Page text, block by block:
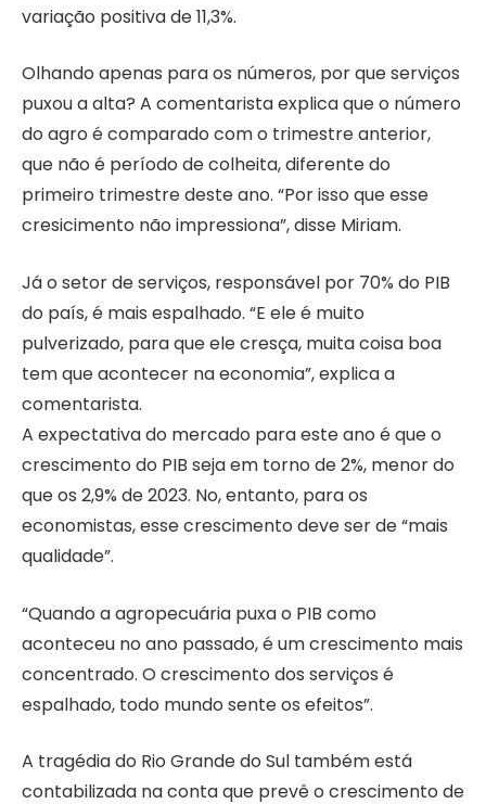
variação positiva de 11,3%.
Olhando apenas para os números, por que serviços
puxou a alta? A comentarista explica que o número
do agro é comparado com o trimestre anterior,
que não é período de colheita, diferente do
primeiro trimestre deste ano. “Por isso que esse
cresicimento não impressiona”, disse Miriam.
Já o setor de serviços, responsável por 70% do PIB
do país, é mais espalhado. “E ele é muito
pulverizado, para que ele cresça, muita coisa boa
tem que acontecer na economia”, explica a
comentarista.
A expectativa do mercado para este ano é que o
crescimento do PIB seja em torno de 2%, menor do
que os 2,9% de 2023. No, entanto, para os
economistas, esse crescimento deve ser de “mais
qualidade”.
“Quando a agropecuária puxa o PIB como
aconteceu no ano passado, é um crescimento mais
concentrado. O crescimento dos serviços é
espalhado, todo mundo sente os efeitos”.
A tragédia do Rio Grande do Sul também está
contabilizada na conta que prevê o crescimento de